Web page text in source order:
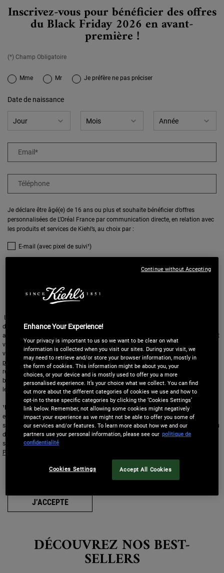
Inscrivez-vous pour bénéficier des offres
du Black Friday 2026 en avant-
première !​
(*) Champ Obligatoire
newslettersignup.title.legend
Mme Mr Je préfère ne pas préciser
Date de naissance
Email*
Téléphone
Je déclare être âgé(e) de 16 ans ou plus et souhaite bénéficier d’offres
personnalisées de L’Oréal France par communication directe, en relation avec
les produits et services de Kiehl’s, au choix par :
E-mail (avec pixel de suivi¹)
Digital Media
L'Oréal France, en relation avec les produits et services Kiehl’s, utilisera vos
données personnelles pour réaliser des statistiques et des analyses ainsi que,
avec votre consentement et selon vos choix ci-dessus, pour enrichir votre profil et
vous proposer des offres personnalisées par communication directe de Kiehl’s et
via des publicités de ses différentes marques sur des
sites et réseaux sociaux
partenaires, sur la base des informations que vous avez partagées avec nous,
résultant de tout service que vous avez effectué, y compris vos caractéristiques
beauté. Vous pouvez retirer votre consentement à tout moment, notamment via
le lien de désinscription présent dans nos communications électroniques.
¹L’Oréal France utilise des traceurs (pixels de suivi) pour savoir si vous ouvrez les
e-mails, l’heure et le terminal utilisé. Ces informations permettent d’établir des
statistiques de diffusion, de gérer les listes d'envoi, et de personnaliser le contenu
des messages, la fréquence d’envoi ou le canal de communication. Pour en
savoir plus sur le traitement de vos données et sur vos droits, consultez notre
Politique de confidentialité
Ce site est protégé par Cloudflare et la politique de confidentialité et les conditions
dutilisation sappliquent.
J’ACCEPTE
DÉCOUVREZ NOS BEST-
SELLERS
Enhance Your Experience!
Your privacy is important to us so we want to be clear on what
information is collected when you visit our sites. During your visit, we
may need to retrieve and/or store your browser information, mostly in
the form of cookies. This information might be about you, your
choices, or your device and is mostly used to offer you a more
personalised experience. It’s your choice what we collect. You can find
out more about the different categories of cookies we use and how to
opt-in to these specific categories by clicking the ‘Cookies Settings’
link below. Remember, not allowing some cookies might negatively
impact your experience as we might not be able to offer you some of
our services and/or features. To learn more about how we and our
partners use your personal information, please see our politique de
confidentialité
Cookies Settings Accept All Cookies
Continue without Accepting